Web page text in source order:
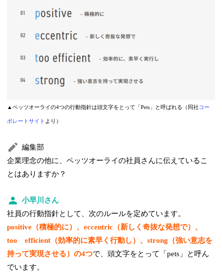
▲ペッツオーライの4つの行動指針は頭文字をとって「Pets」と呼ばれる（同社 コー
ポレートサイト より）
編集部
企業理念の他に、ペッツオーライの社員さんに伝えているこ
とはありますか？
小早川さん
社員の行動指針として、次のルールを定めています。
positive（積極的に）、eccentric（新しく奇抜な発想で）、
too efficient（効率的に素早く行動し）、strong（強い意志を
持って実現させる）の4つで、頭文字をとって「pets」と呼ん
でいます。